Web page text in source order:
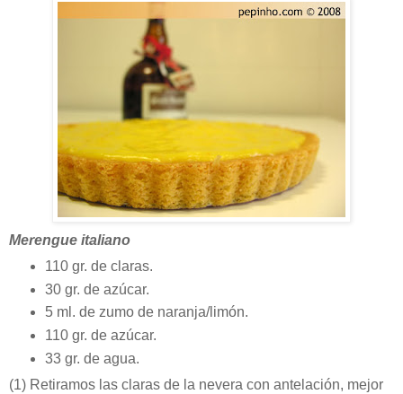
Merengue italiano
110 gr. de claras.
30 gr. de azúcar.
5 ml. de zumo de naranja/limón.
110 gr. de azúcar.
33 gr. de agua.
(1) Retiramos las claras de la nevera con antelación, mejor